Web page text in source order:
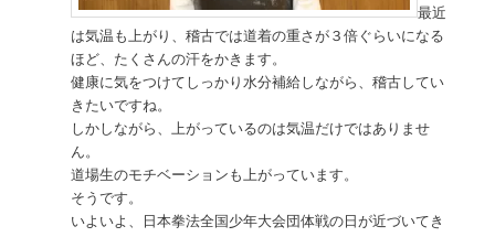
最近
は気温も上がり、稽古では道着の重さが３倍ぐらいになる
ほど、たくさんの汗をかきます。
健康に気をつけてしっかり水分補給しながら、稽古してい
きたいですね。
しかしながら、上がっているのは気温だけではありませ
ん。
道場生のモチベーションも上がっています。
そうです。
いよいよ、日本拳法全国少年大会団体戦の日が近づいてき